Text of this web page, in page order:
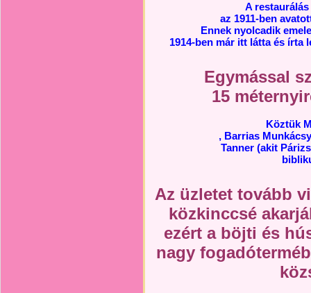
A
az 1911-ben
Ennek nyolcadik
1914-ben már itt látta és írta
Egymással
15
Köztük
, Barrias
Tanner (akit
Az üzletet tovább
közkinccsé
ezért a böjti és
nagy